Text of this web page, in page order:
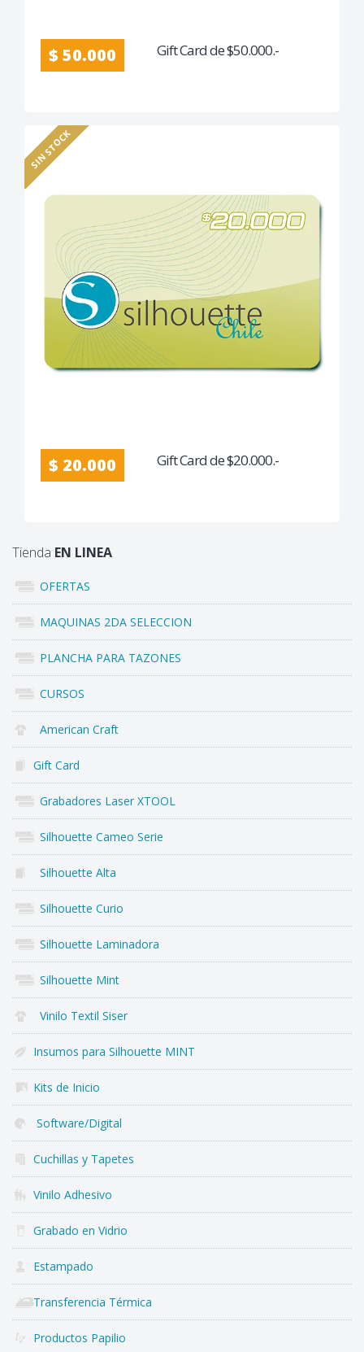
$ 50.000 Gift Card de $50.000.-
SIN STOCK
$ 20.000 Gift Card de $20.000.-
Tienda EN LINEA
OFERTAS
MAQUINAS 2DA SELECCION
PLANCHA PARA TAZONES
CURSOS
American Craft
Gift Card
Grabadores Laser XTOOL
Silhouette Cameo Serie
Silhouette Alta
Silhouette Curio
Silhouette Laminadora
Silhouette Mint
Vinilo Textil Siser
Insumos para Silhouette MINT
Kits de Inicio
Software/Digital
Cuchillas y Tapetes
Vinilo Adhesivo
Grabado en Vidrio
Estampado
Transferencia Térmica
Productos Papilio